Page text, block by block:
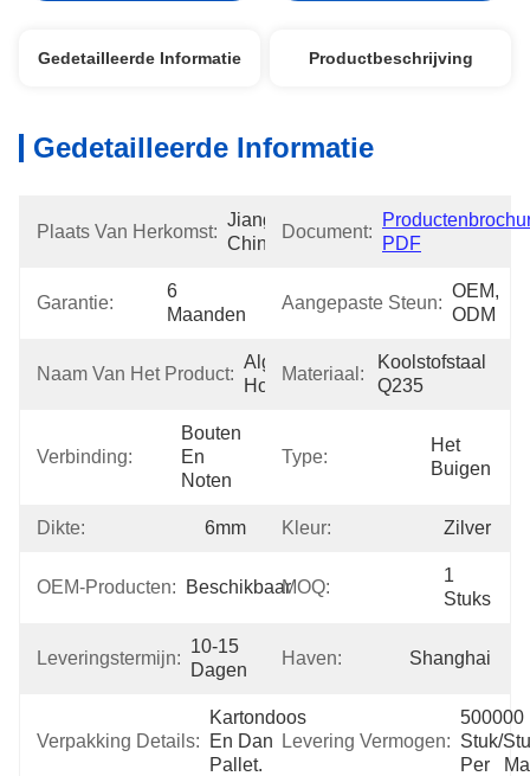
Gedetailleerde Informatie Productbeschrijving
Gedetailleerde Informatie
Plaats Van Herkomst:
Jiangsu,
China
Document:
PDF
Garantie:
6
Maanden
Aangepaste Steun:
OEM,
ODM
Naam Van Het Product:
Algemene
Hoekmontage
Materiaal:
Koolstofstaal
Q235
Verbinding:
Bouten
En
Noten
Type:
Het
Buigen
Dikte: 6mm Kleur: Zilver
OEM-Producten: BeschikbaarMOQ:
1
Stuks
Leveringstermijn:
10-15
Dagen
Haven: Shanghai
Verpakking Details:
Kartondoos
En Dan
Pallet.
Levering Vermogen:
500000
Stuk/
Per